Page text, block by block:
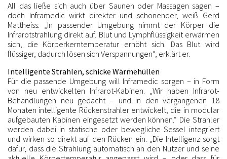
All das ließe sich auch über Saunen oder Massagen sagen –
doch Inframedic wirkt direkter und schonender, weiß Gerd
Mattheiss: „In passender Umgebung nimmt der Körper die
Infrarotstrahlung direkt auf. Blut und Lymphflüssigkeit erwärmen
sich, die Körperkerntemperatur erhöht sich. Das Blut wird
flüssiger, dadurch lösen sich Verspannungen“, erklärt er.
Intelligente Strahlen, schicke Wärmehüllen
Für die passende Umgebung will Inframedic sorgen – in Form
von neu entwickelten Infrarot-Kabinen. „Wir haben Infrarot-
Behandlungen neu gedacht – und in den vergangenen 18
Monaten intelligente Rückenstrahler entwickelt, die in modular
aufgebauten Kabinen eingesetzt werden können.“ Die Strahler
werden dabei in statische oder bewegliche Sessel integriert
und wirken so direkt auf den Rücken ein. „Die Intelligenz sorgt
dafür, dass die Strahlung automatisch an den Nutzer und seine